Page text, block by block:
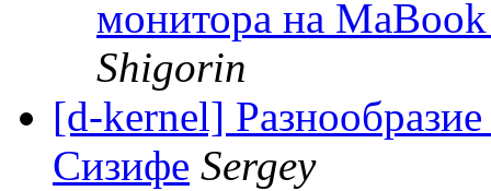
монитора на
Shigorin
[d-kernel]
Сизифе Sergey